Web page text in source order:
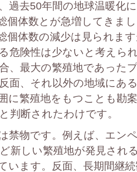
過去50年間の地球温暖化
個体数とが急増してきま
個体数の減少は見られま
危険性は少ないと考えら
、最大の繁殖地であった
面、それ以外の地域にあ
に繁殖地をもつことも勘
判断されたわけです。
禁物です。例えば、エン
新しい繁殖地が発見され
います。反面、長期間継